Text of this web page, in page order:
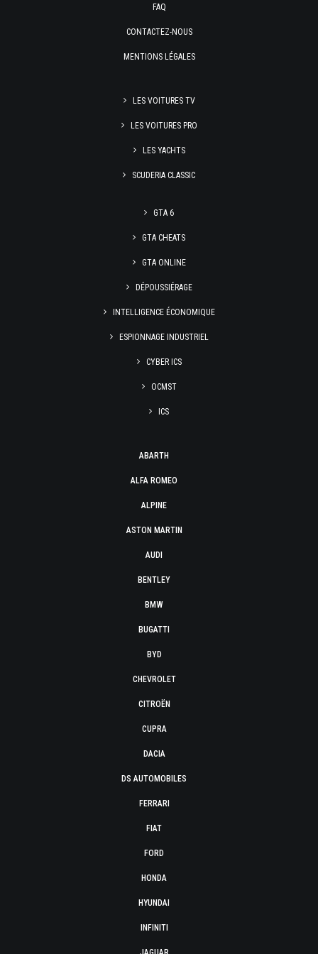
FAQ
CONTACTEZ-NOUS
MENTIONS LÉGALES
LES VOITURES TV
LES VOITURES PRO
LES YACHTS
SCUDERIA CLASSIC
GTA 6
GTA CHEATS
GTA ONLINE
DÉPOUSSIÉRAGE
INTELLIGENCE ÉCONOMIQUE
ESPIONNAGE INDUSTRIEL
CYBER ICS
OCMST
ICS
ABARTH
ALFA ROMEO
ALPINE
ASTON MARTIN
AUDI
BENTLEY
BMW
BUGATTI
BYD
CHEVROLET
CITROËN
CUPRA
DACIA
DS AUTOMOBILES
FERRARI
FIAT
FORD
HONDA
HYUNDAI
INFINITI